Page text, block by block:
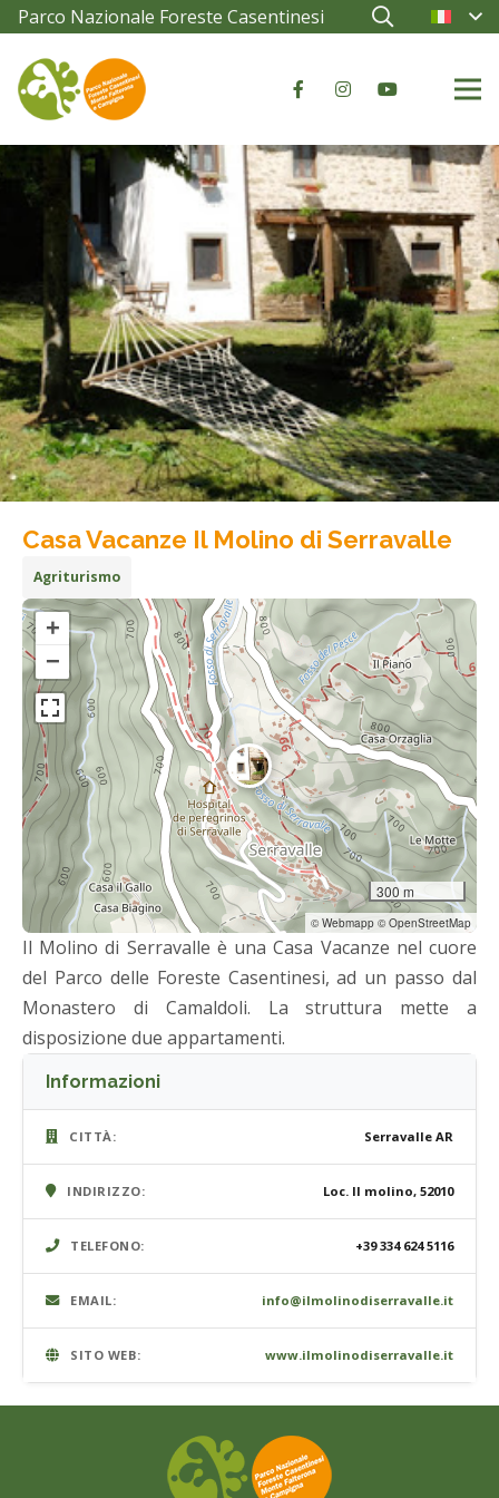
Parco Nazionale Foreste Casentinesi
Casa Vacanze Il Molino di Serravalle
Agriturismo
+
−
300 m
© Webmapp © OpenStreetMap
Il Molino di Serravalle è una Casa Vacanze nel cuore
del Parco delle Foreste Casentinesi, ad un passo dal
Monastero di Camaldoli. La struttura mette a
disposizione due appartamenti.
Informazioni
CITTÀ: Serravalle AR
INDIRIZZO: Loc. Il molino, 52010
TELEFONO: +39 334 624 5116
EMAIL: info@ilmolinodiserravalle.it
SITO WEB: www.ilmolinodiserravalle.it